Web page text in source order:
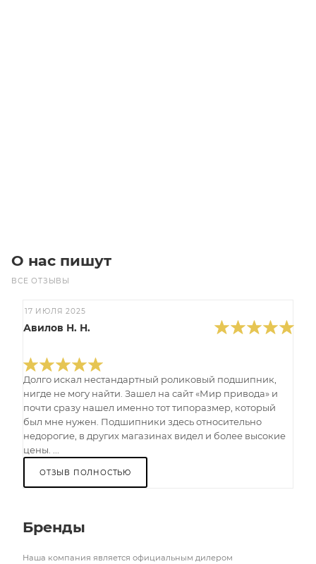
О нас пишут
ВСЕ ОТЗЫВЫ
17 ИЮЛЯ 2025
Авилов Н. Н.
Долго искал нестандартный роликовый подшипник,
нигде не могу найти. Зашел на сайт «Мир привода» и
почти сразу нашел именно тот типоразмер, который
был мне нужен. Подшипники здесь относительно
недорогие, в других магазинах видел и более высокие
цены. ...
ОТЗЫВ ПОЛНОСТЬЮ
Бренды
Наша компания является официальным дилером